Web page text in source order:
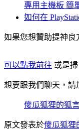
專用主機板 簡
如何在
如果您想贊助提神良
可以點我前往 或是
想要跟我們聊天，請
傻瓜狐狸的狐
原文發表於傻瓜狐狸